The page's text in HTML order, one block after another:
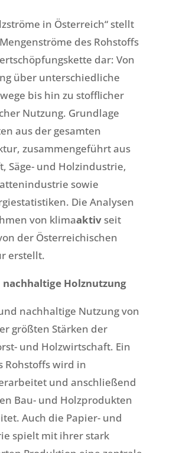
in Österreich“ stellt
des Rohstoffs
dar: Von
über unterschiedliche
bis hin zu stofflicher
Nutzung. Grundlage
aus der gesamten
zusammengeführt aus
Säge- und Holzindustrie,
sowie
Die Analysen
von klimaaktivseit
der Österreichischen
erstellt.
Holznutzung
nachhaltige Nutzung von
größten Stärken der
und Holzwirtschaft. Ein
Rohstoffs wird in
und anschließend
Bau- und Holzprodukten
Auch die Papier- und
spielt mit ihrer stark